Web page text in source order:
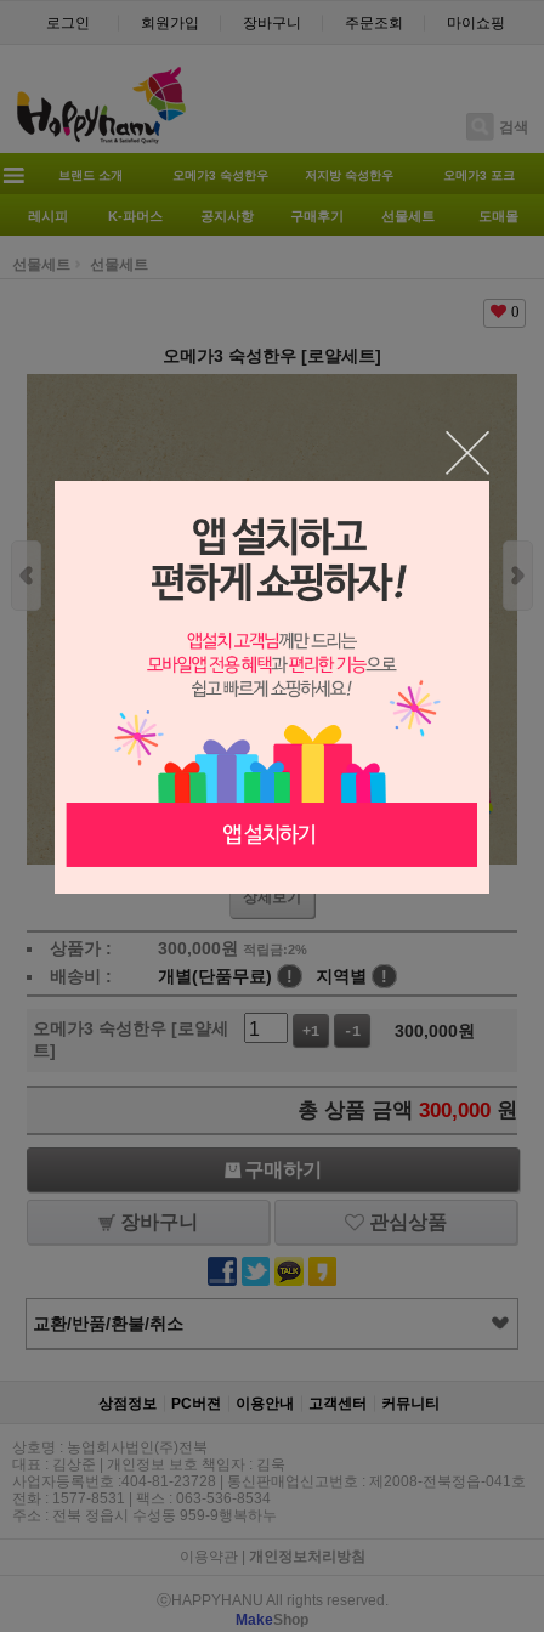
로그인 회원가입 장바구니 주문조회 마이쇼핑
검색
브랜드 소개 오메가3 숙성한우 저지방 숙성한우 오메가3 포크
레시피 K-파머스 공지사항 구매후기 선물세트 도매몰
선물세트 선물세트
0
오메가3 숙성한우 [로얄세트]
상세보기
상품가 : 300,000원 적립금:2%
배송비 : 개별(단품무료) ! 지역별 !
오메가3 숙성한우 [로얄세
트]
+1 -1 300,000원
총 상품 금액 300,000 원
구매하기
장바구니 관심상품
교환/반품/환불/취소
상점정보 PC버젼 이용안내 고객센터 커뮤니티
상호명 : 농업회사법인(주)전북
대표 : 김상준 | 개인정보 보호 책임자 : 김욱
사업자등록번호 :404-81-23728 | 통신판매업신고번호 : 제2008-전북정읍-041호
전화 : 1577-8531 | 팩스 : 063-536-8534
주소 : 전북 정읍시 수성동 959-9행복하누
이용약관| 개인정보처리방침
ⓒHAPPYHANU All rights reserved.
MakeShop